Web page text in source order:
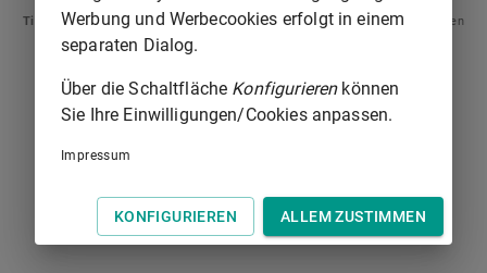
Tipp
: Swipen Sie auf dem Bildschirm links oder rechts zur Navigation zwischen
Werbung und Werbecookies erfolgt in einem
separaten Dialog.
Über die Schaltfläche Konfigurierenkönnen
Sie Ihre Einwilligungen/Cookies anpassen.
Impressum
KONFIGURIEREN ALLEM ZUSTIMMEN